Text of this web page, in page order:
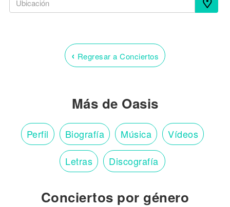
‹ Regresar a Conciertos
Más de Oasis
Perfil Biografía Música Vídeos
Letras Discografía
Conciertos por género